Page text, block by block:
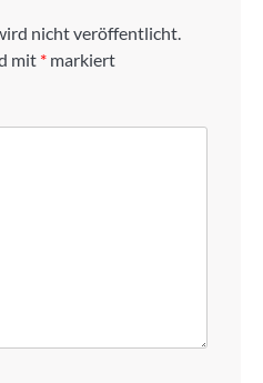
nicht veröffentlicht.
mit * markiert